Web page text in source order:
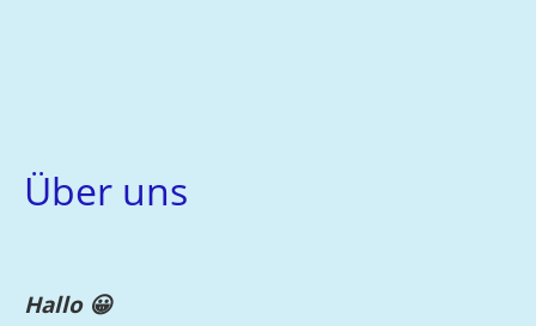
Über uns
Hallo 😀